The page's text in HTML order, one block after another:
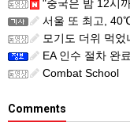
"중국은 밤 12시
서울 또 최고,
모기도 더위 먹었
EA 인수 절차 완
Combat School
Comments